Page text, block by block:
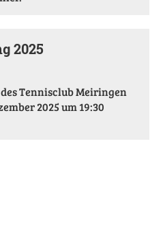
2025
Tennisclub Meiringen
2025 um 19:30